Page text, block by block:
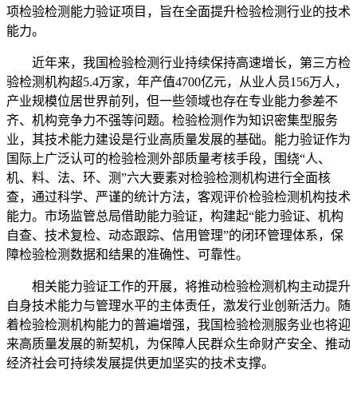
项检验检测能力验证项目，旨在全面提升检验检测行业的技术
能力。
近年来，我国检验检测行业持续保持高速增长，第三方检
验检测机构超5.4万家，年产值4700亿元，从业人员156万人，
产业规模位居世界前列，但一些领域也存在专业能力参差不
齐、机构竞争力不强等问题。检验检测作为知识密集型服务
业，其技术能力建设是行业高质量发展的基础。能力验证作为
国际上广泛认可的检验检测外部质量考核手段，围绕“人、
机、料、法、环、测”六大要素对检验检测机构进行全面核
查，通过科学、严谨的统计方法，客观评价检验检测机构技术
能力。市场监管总局借助能力验证，构建起“能力验证、机构
自查、技术复检、动态跟踪、信用管理”的闭环管理体系，保
障检验检测数据和结果的准确性、可靠性。
相关能力验证工作的开展，将推动检验检测机构主动提升
自身技术能力与管理水平的主体责任，激发行业创新活力。随
着检验检测机构能力的普遍增强，我国检验检测服务业也将迎
来高质量发展的新契机，为保障人民群众生命财产安全、推动
经济社会可持续发展提供更加坚实的技术支撑。